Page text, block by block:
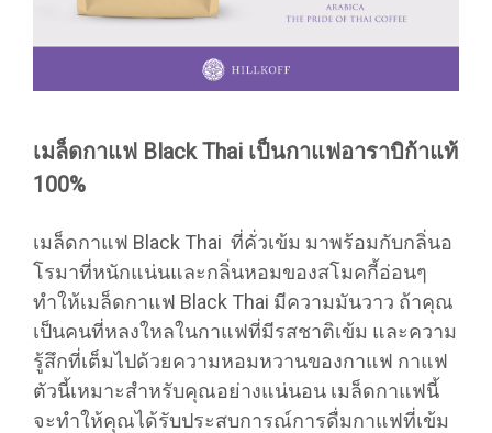
เมล็ดกาแฟ Black Thai เป็นกาแฟอาราบิก้าแท้
100%
เมล็ดกาแฟ Black Thai ที่คั่วเข้ม มาพร้อมกับกลิ่นอ
โรมาที่หนักแน่นและกลิ่นหอมของสโมคกี้อ่อนๆ
ทำให้เมล็ดกาแฟ Black Thai มีความมันวาว ถ้าคุณ
เป็นคนที่หลงใหลในกาแฟที่มีรสชาติเข้ม และความ
รู้สึกที่เต็มไปด้วยความหอมหวานของกาแฟ กาแฟ
ตัวนี้เหมาะสำหรับคุณอย่างแน่นอน เมล็ดกาแฟนี้
จะทำให้คุณได้รับประสบการณ์การดื่มกาแฟที่เข้ม